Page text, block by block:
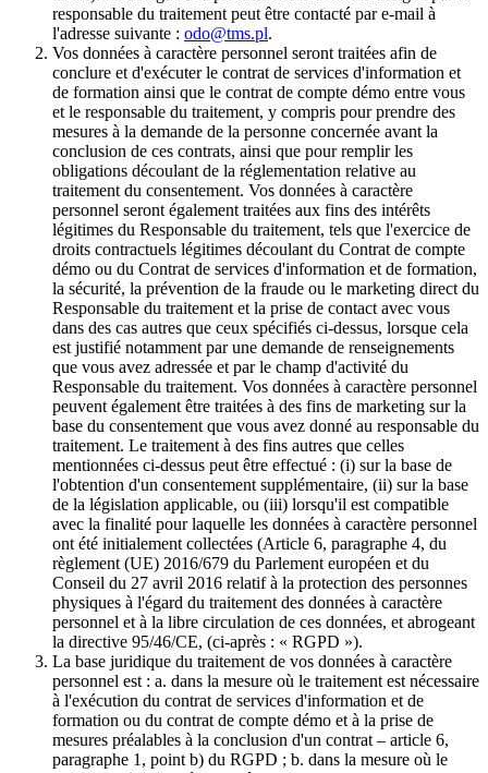
responsable du traitement peut être contacté par e-mail à
l'adresse suivante : odo@tms.pl.
Vos données à caractère personnel seront traitées afin de
conclure et d'exécuter le contrat de services d'information et
de formation ainsi que le contrat de compte démo entre vous
et le responsable du traitement, y compris pour prendre des
mesures à la demande de la personne concernée avant la
conclusion de ces contrats, ainsi que pour remplir les
obligations découlant de la réglementation relative au
traitement du consentement. Vos données à caractère
personnel seront également traitées aux fins des intérêts
légitimes du Responsable du traitement, tels que l'exercice de
droits contractuels légitimes découlant du Contrat de compte
démo ou du Contrat de services d'information et de formation,
la sécurité, la prévention de la fraude ou le marketing direct du
Responsable du traitement et la prise de contact avec vous
dans des cas autres que ceux spécifiés ci-dessus, lorsque cela
est justifié notamment par une demande de renseignements
que vous avez adressée et par le champ d'activité du
Responsable du traitement. Vos données à caractère personnel
peuvent également être traitées à des fins de marketing sur la
base du consentement que vous avez donné au responsable du
traitement. Le traitement à des fins autres que celles
mentionnées ci-dessus peut être effectué : (i) sur la base de
l'obtention d'un consentement supplémentaire, (ii) sur la base
de la législation applicable, ou (iii) lorsqu'il est compatible
avec la finalité pour laquelle les données à caractère personnel
ont été initialement collectées (Article 6, paragraphe 4, du
règlement (UE) 2016/679 du Parlement européen et du
Conseil du 27 avril 2016 relatif à la protection des personnes
physiques à l'égard du traitement des données à caractère
personnel et à la libre circulation de ces données, et abrogeant
la directive 95/46/CE, (ci-après : « RGPD »).
La base juridique du traitement de vos données à caractère
personnel est : a. dans la mesure où le traitement est nécessaire
à l'exécution du contrat de services d'information et de
formation ou du contrat de compte démo et à la prise de
mesures préalables à la conclusion d'un contrat – article 6,
paragraphe 1, point b) du RGPD ; b. dans la mesure où le